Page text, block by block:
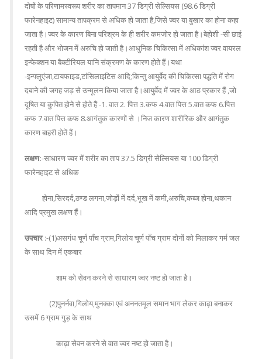
दोषों के परिणामस्वरूप शरीर का तापमान 37 डिग्री सेल्सियस (98.6 डिग्री
फारेनहाइट) सामान्य तापक्रम से अधिक हो जाता है,जिसे ज्वर या बुखार का होना कहा
जाता है।ज्वर के कारण बिना परिश्रम के ही शरीर कमजोर हो जाता है।बेहोशी -सी छाई
रहती है और भोजन में अरुचि हो जाती है।आधुनिक चिकित्सा में अधिकांश ज्वर वायरल
इन्फेक्शन या बैक्टीरियल यानि संक्रमण के कारण होते हैं।यथा
-इन्फ्लुएंजा,टायफाइड,टांसिलाइटिस आदि;किन्तु आयुर्वेद की चिकित्सा पद्धति में रोग
दबाने की जगह जड़ से उन्मूलन किया जाता है।आयुर्वेद में ज्वर के आठ प्रकार हैं ,जो
दूषित या कुपित होने से होते हैं -1. वात 2. पित्त 3.कफ 4.वात पित्त 5.वात कफ 6.पित्त
कफ 7.वात पित्त कफ 8.आगंतुक कारणों से ।निज कारण शारीरिक और आगंतुक
कारण बाहरी होतें हैं।
लक्षण:-साधारण ज्वर में शरीर का ताप 37.5 डिग्री सेल्सियस या 100 डिग्री
फारेनहाइट से अधिक
होना,सिरदर्द,ठण्ड लगना,जोड़ों में दर्द,भूख में कमी,अरुचि,कब्ज होना,थकान
आदि प्रमुख लक्षण हैं।
उपचार:-(1)असगंध चूर्ण पाँच ग्राम,गिलोय चूर्ण पाँच ग्राम दोनों को मिलाकर गर्म जल
के साथ दिन में एकबार
शाम को सेवन करने से साधारण ज्वर नष्ट हो जाता है।
(2)पुनर्नवा,गिलोय,मुनक्का एवं अननतमूल समान भाग लेकर काढ़ा बनाकर
उसमें 6 ग्राम गुड़ के साथ
काढ़ा सेवन करने से वात ज्वर नष्ट हो जाता है।